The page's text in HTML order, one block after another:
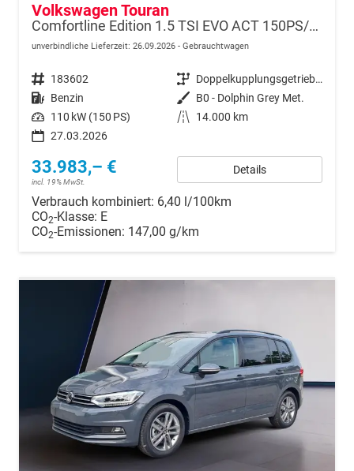
Volkswagen Touran
Comfortline Edition 1.5 TSI EVO ACT 150PS/110kW DSG7 2026 +APP-Connect+RFK+17"ALU+SHZ
unverbindliche Lieferzeit: 26.09.2026 Gebrauchtwagen
Fahrzeugnr. 183602 Getriebe
Doppelkupplungsgetriebe (DSG)
Kraftstoff Benzin Außenfarbe B0 - Dolphin Grey Met.
Leistung 110 kW (150 PS) Kilometerstand
14.000 km
27.03.2026
33.983,– €
incl. 19% MwSt.
Details
Verbrauch kombiniert: 6,40 l/100km
CO2-Klasse: E
CO2-Emissionen: 147,00 g/km